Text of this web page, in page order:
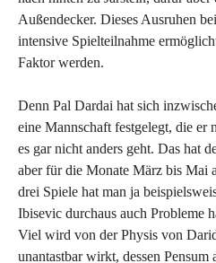
Außendecker. Dieses Ausruhen
intensive Spielteilnahme
Faktor werden.
Denn Pal Dardai hat sich
eine Mannschaft festgelegt, die er
es gar nicht anders geht. Das hat
aber für die Monate März bis Mai
drei Spiele hat man ja
Ibisevic durchaus auch Probleme
Viel wird von der Physis von
unantastbar wirkt, dessen Pensum